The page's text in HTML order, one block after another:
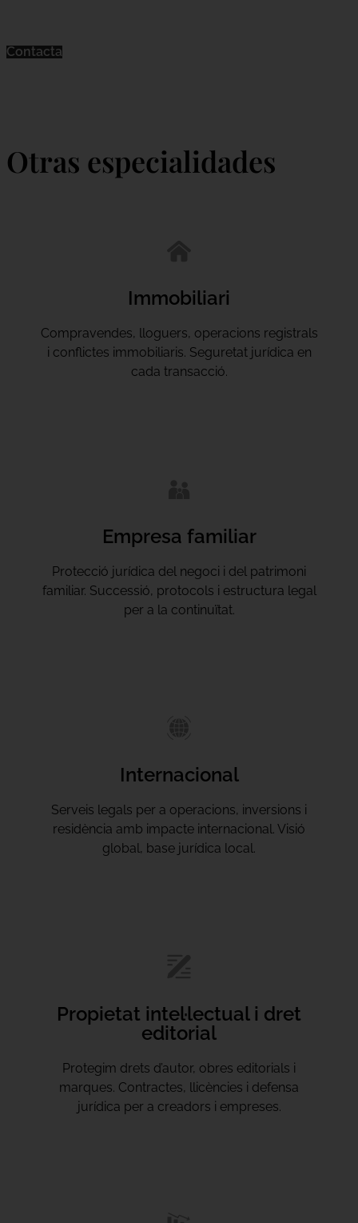
Contacta
Otras especialidades
Immobiliari
Compravendes, lloguers, operacions registrals
i conflictes immobiliaris. Seguretat jurídica en
cada transacció.
Empresa familiar
Protecció jurídica del negoci i del patrimoni
familiar. Successió, protocols i estructura legal
per a la continuïtat.
Internacional
Serveis legals per a operacions, inversions i
residència amb impacte internacional. Visió
global, base jurídica local.
Propietat intel·lectual i dret
editorial
Protegim drets d’autor, obres editorials i
marques. Contractes, llicències i defensa
jurídica per a creadors i empreses.